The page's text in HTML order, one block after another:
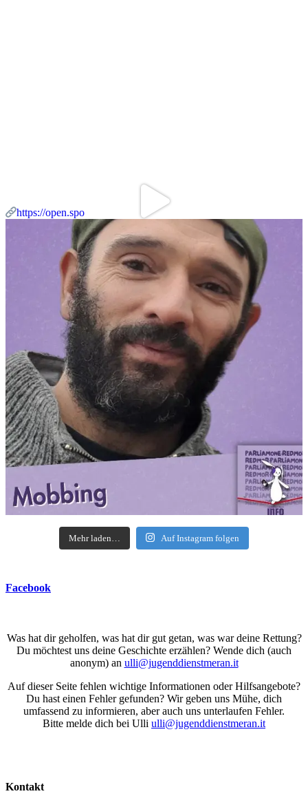
https://open.spo
Mehr laden… Auf Instagram folgen
Facebook
Was hat dir geholfen, was hat dir gut getan, was war deine Rettung?
Du möchtest uns deine Geschichte erzählen? Wende dich (auch
anonym) an ulli@jugenddienstmeran.it
Auf dieser Seite fehlen wichtige Informationen oder Hilfsangebote?
Du hast einen Fehler gefunden? Wir geben uns Mühe, dich
umfassend zu informieren, aber auch uns unterlaufen Fehler.
Bitte melde dich bei Ulli ulli@jugenddienstmeran.it
Kontakt